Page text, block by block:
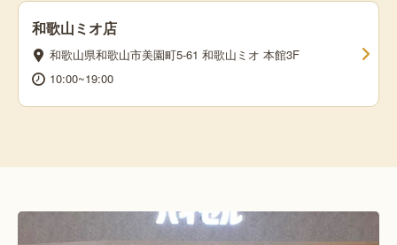
和歌山ミオ店
和歌山県和歌山市美園町5-61 和歌山ミオ 本館3F
10:00~19:00